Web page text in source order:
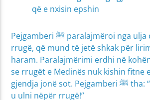
që e nxisin epshin
Pejgamberi ﷺ paralajmëroi nga ulja dhe qëndrimi në
rrugë, që mund të jetë shkak për
haram. Paralajmërimi erdhi në
se rrugët e Medinës nuk kishin fitne
gjendja jonë sot. Pejgamberi ﷺ tha: “Kini kujdes, mos
u ulni nëpër rrugë!”